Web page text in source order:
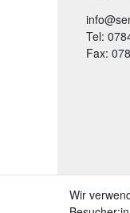
Tel:
Fax:
Wir